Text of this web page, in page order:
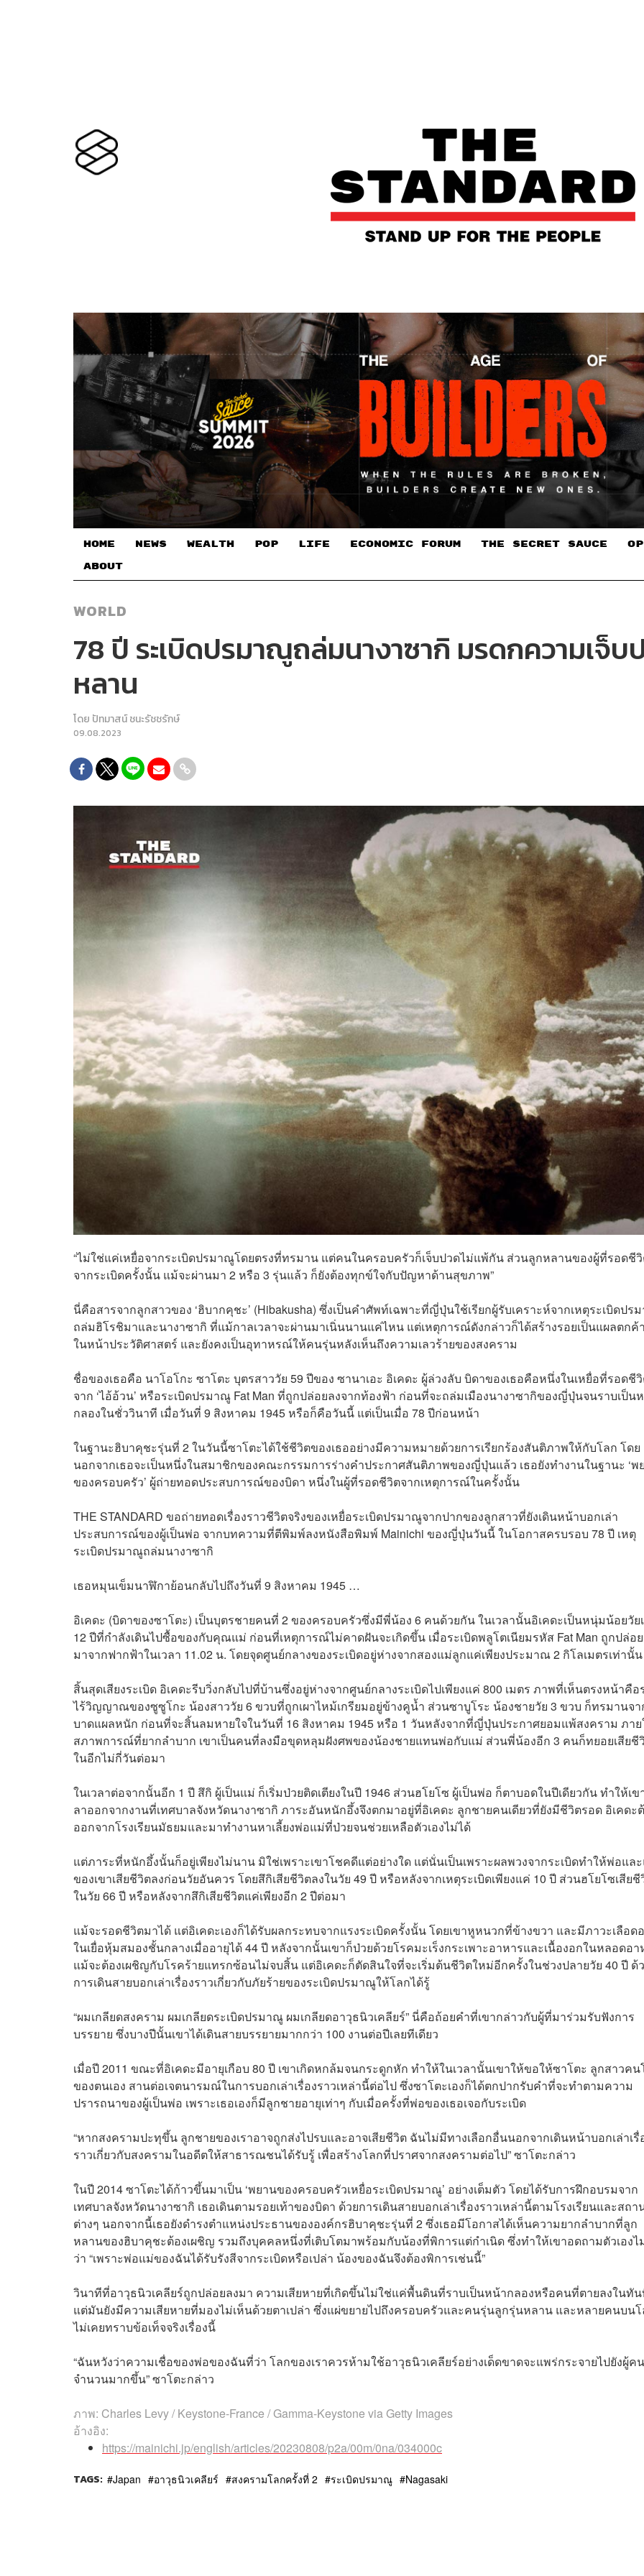
HOME NEWS WEALTH POP LIFE ECONOMIC FORUM THE SECRET SAUCE​
ABOUT
WORLD
78 ปี ระเบิดปรมาณูถล่มนางาซากิ มรดกความเจ็
หลาน
โดย ปัทมาสน์ ชนะรัชชรักษ์
09.08.2023
“ไม่ใช่แค่เหยื่อจากระเบิดปรมาณูโดยตรงที่ทรมาน แต่คนในครอบครัวก็เจ็บปวดไม่แพ้กัน ส่วนลูกหลานของผู้ที่รอดชี
จากระเบิดครั้งนั้น แม้จะผ่านมา 2 หรือ 3 รุ่นแล้ว ก็ยังต้องทุกข์ใจกับปัญหาด้านสุขภาพ”
นี่คือสารจากลูกสาวของ ‘ฮิบากคุชะ’ (Hibakusha) ซึ่งเป็นคำศัพท์เฉพาะที่ญี่ปุ่นใช้เรียกผู้รับเคราะห์จากเหตุระเบิดปร
ถล่มฮิโรชิมาและนางาซากิ ที่แม้กาลเวลาจะผ่านมาเนิ่นนานแค่ไหน แต่เหตุการณ์ดังกล่าวก็ได้สร้างรอยเป็นแผลตกค้
ในหน้าประวัติศาสตร์ และยังคงเป็นอุทาหรณ์ให้คนรุ่นหลังเห็นถึงความเลวร้ายของสงคราม
ชื่อของเธอคือ นาโอโกะ ซาโตะ บุตรสาววัย 59 ปีของ ซานาเอะ อิเคดะ ผู้ล่วงลับ บิดาของเธอคือหนึ่งในเหยื่อที่รอดชี
จาก ‘ไอ้อ้วน’ หรือระเบิดปรมาณู Fat Man ที่ถูกปล่อยลงจากท้องฟ้า ก่อนที่จะถล่มเมืองนางาซากิของญี่ปุ่นจนราบเป็น
กลองในชั่ววินาที เมื่อวันที่ 9 สิงหาคม 1945 หรือก็คือวันนี้ แต่เป็นเมื่อ 78 ปีก่อนหน้า
ในฐานะฮิบาคุชะรุ่นที่ 2 ในวันนี้ซาโตะได้ใช้ชีวิตของเธออย่างมีความหมายด้วยการเรียกร้องสันติภาพให้กับโลก โดย
นอกจากเธอจะเป็นหนึ่งในสมาชิกของคณะกรรมการร่างคำประกาศสันติภาพของญี่ปุ่นแล้ว เธอยังทำงานในฐานะ ‘พ
ของครอบครัว’ ผู้ถ่ายทอดประสบการณ์ของบิดา หนึ่งในผู้ที่รอดชีวิตจากเหตุการณ์ในครั้งนั้น
THE STANDARD ขอถ่ายทอดเรื่องราวชีวิตจริงของเหยื่อระเบิดปรมาณูจากปากของลูกสาวที่ยังเดินหน้าบอกเล่า
ประสบการณ์ของผู้เป็นพ่อ จากบทความที่ตีพิมพ์ลงหนังสือพิมพ์ Mainichi ของญี่ปุ่นวันนี้ ในโอกาสครบรอบ 78 ปี เหตุ
ระเบิดปรมาณูถล่มนางาซากิ
เธอหมุนเข็มนาฬิกาย้อนกลับไปถึงวันที่ 9 สิงหาคม 1945 …
อิเคดะ (บิดาของซาโตะ) เป็นบุตรชายคนที่ 2 ของครอบครัวซึ่งมีพี่น้อง 6 คนด้วยกัน ในเวลานั้นอิเคดะเป็นหนุ่มน้อยวัย
12 ปีที่กำลังเดินไปซื้อของกับคุณแม่ ก่อนที่เหตุการณ์ไม่คาดฝันจะเกิดขึ้น เมื่อระเบิดพลูโตเนียมรหัส Fat Man ถูกปล่อ
มาจากฟากฟ้าในเวลา 11.02 น. โดยจุดศูนย์กลางของระเบิดอยู่ห่างจากสองแม่ลูกแค่เพียงประมาณ 2 กิโลเมตรเท่านั้น
สิ้นสุดเสียงระเบิด อิเคดะรีบวิ่งกลับไปที่บ้านซึ่งอยู่ห่างจากศูนย์กลางระเบิดไปเพียงแค่ 800 เมตร ภาพที่เห็นตรงหน้าคือ
ไร้วิญญาณของซูซูโกะ น้องสาววัย 6 ขวบที่ถูกเผาไหม้เกรียมอยู่ข้างคูน้ำ ส่วนซาบูโระ น้องชายวัย 3 ขวบ ก็ทรมานจ
บาดแผลหนัก ก่อนที่จะสิ้นลมหายใจในวันที่ 16 สิงหาคม 1945 หรือ 1 วันหลังจากที่ญี่ปุ่นประกาศยอมแพ้สงคราม ภาย
สภาพการณ์ที่ยากลำบาก เขาเป็นคนที่ลงมือขุดหลุมฝังศพของน้องชายแทนพ่อกับแม่ ส่วนพี่น้องอีก 3 คนก็ทยอยเสียชี
ในอีกไม่กี่วันต่อมา
ในเวลาต่อจากนั้นอีก 1 ปี สึกิ ผู้เป็นแม่ ก็เริ่มป่วยติดเตียงในปี 1946 ส่วนฮโยโซ ผู้เป็นพ่อ ก็ตาบอดในปีเดียวกัน ทำให้เข
ลาออกจากงานที่เทศบาลจังหวัดนางาซากิ ภาระอันหนักอึ้งจึงตกมาอยู่ที่อิเคดะ ลูกชายคนเดียวที่ยังมีชีวิตรอด อิเคดะ
ออกจากโรงเรียนมัธยมและมาทำงานหาเลี้ยงพ่อแม่ที่ป่วยจนช่วยเหลือตัวเองไม่ได้
แต่ภาระที่หนักอึ้งนั้นก็อยู่เพียงไม่นาน มิใช่เพราะเขาโชคดีแต่อย่างใด แต่นั่นเป็นเพราะผลพวงจากระเบิดทำให้พ่อแล
ของเขาเสียชีวิตลงก่อนวัยอันควร โดยสึกิเสียชีวิตลงในวัย 49 ปี หรือหลังจากเหตุระเบิดเพียงแค่ 10 ปี ส่วนฮโยโซเสียชี
ในวัย 66 ปี หรือหลังจากสึกิเสียชีวิตแค่เพียงอีก 2 ปีต่อมา
แม้จะรอดชีวิตมาได้ แต่อิเคดะเองก็ได้รับผลกระทบจากแรงระเบิดครั้งนั้น โดยเขาหูหนวกที่ข้างขวา และมีภาวะเลือด
ในเยื่อหุ้มสมองชั้นกลางเมื่ออายุได้ 44 ปี หลังจากนั้นเขาก็ป่วยด้วยโรคมะเร็งกระเพาะอาหารและเนื้องอกในหลอดอา
แม้จะต้องเผชิญกับโรคร้ายแทรกซ้อนไม่จบสิ้น แต่อิเคดะก็ตัดสินใจที่จะเริ่มต้นชีวิตใหม่อีกครั้งในช่วงปลายวัย 40 ปี ด้
การเดินสายบอกเล่าเรื่องราวเกี่ยวกับภัยร้ายของระเบิดปรมาณูให้โลกได้รู้
“ผมเกลียดสงคราม ผมเกลียดระเบิดปรมาณู ผมเกลียดอาวุธนิวเคลียร์” นี่คือถ้อยคำที่เขากล่าวกับผู้ที่มาร่วมรับฟังการ
บรรยาย ซึ่งบางปีนั้นเขาได้เดินสายบรรยายมากกว่า 100 งานต่อปีเลยทีเดียว
เมื่อปี 2011 ขณะที่อิเคดะมีอายุเกือบ 80 ปี เขาเกิดหกล้มจนกระดูกหัก ทำให้ในเวลานั้นเขาให้ขอให้ซาโตะ ลูกสาวคน
ของตนเอง สานต่อเจตนารมณ์ในการบอกเล่าเรื่องราวเหล่านี้ต่อไป ซึ่งซาโตะเองก็ได้ตกปากรับคำที่จะทำตามความ
ปรารถนาของผู้เป็นพ่อ เพราะเธอเองก็มีลูกชายอายุเท่าๆ กับเมื่อครั้งที่พ่อของเธอเจอกับระเบิด
“หากสงครามปะทุขึ้น ลูกชายของเราอาจถูกส่งไปรบและอาจเสียชีวิต ฉันไม่มีทางเลือกอื่นนอกจากเดินหน้าบอกเล่าเรื่
ราวเกี่ยวกับสงครามในอดีตให้สาธารณชนได้รับรู้ เพื่อสร้างโลกที่ปราศจากสงครามต่อไป” ซาโตะกล่าว
ในปี 2014 ซาโตะได้ก้าวขึ้นมาเป็น ‘พยานของครอบครัวเหยื่อระเบิดปรมาณู’ อย่างเต็มตัว โดยได้รับการฝึกอบรมจาก
เทศบาลจังหวัดนางาซากิ เธอเดินตามรอยเท้าของบิดา ด้วยการเดินสายบอกเล่าเรื่องราวเหล่านี้ตามโรงเรียนและสถา
ต่างๆ นอกจากนี้เธอยังดำรงตำแหน่งประธานขององค์กรฮิบาคุชะรุ่นที่ 2 ซึ่งเธอมีโอกาสได้เห็นความยากลำบากที่ลูก
หลานของฮิบาคุชะต้องเผชิญ รวมถึงบุคคลหนึ่งที่เติบโตมาพร้อมกับน้องที่พิการแต่กำเนิด ซึ่งทำให้เขาอดถามตัวเองไ
ว่า “เพราะพ่อแม่ของฉันได้รับรังสีจากระเบิดหรือเปล่า น้องของฉันจึงต้องพิการเช่นนี้”
วินาทีที่อาวุธนิวเคลียร์ถูกปล่อยลงมา ความเสียหายที่เกิดขึ้นไม่ใช่แค่พื้นดินที่ราบเป็นหน้ากลองหรือคนที่ตายลงในทั
แต่มันยังมีความเสียหายที่มองไม่เห็นด้วยตาเปล่า ซึ่งแผ่ขยายไปถึงครอบครัวและคนรุ่นลูกรุ่นหลาน และหลายคนบน
ไม่เคยทราบข้อเท็จจริงเรื่องนี้
“ฉันหวังว่าความเชื่อของพ่อของฉันที่ว่า โลกของเราควรห้ามใช้อาวุธนิวเคลียร์อย่างเด็ดขาดจะแพร่กระจายไปยังผู้คน
จำนวนมากขึ้น” ซาโตะกล่าว
ภาพ: Charles Levy / Keystone-France / Gamma-Keystone via Getty Images
อ้างอิง:
https://mainichi.jp/english/articles/20230808/p2a/00m/0na/034000c
TAGS: Japan อาวุธนิวเคลียร์ สงครามโลกครั้งที่ 2 ระเบิดปรมาณู Nagasaki